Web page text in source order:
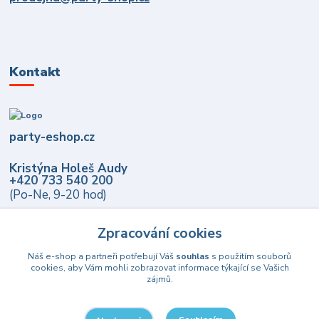
Kontakt
party-eshop.cz
Kristýna Holeš Audy
+420 733 540 200
(Po-Ne, 9-20 hod)
Zpracování cookies
Náš e-shop a partneři potřebují Váš souhlas s použitím souborů
cookies, aby Vám mohli zobrazovat informace týkající se Vašich
zájmů.